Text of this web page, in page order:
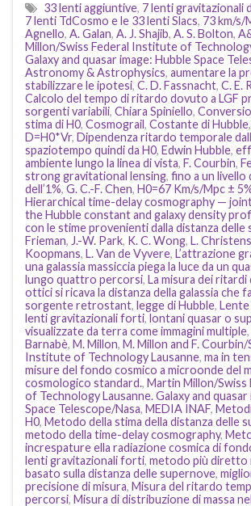
33 lenti aggiuntive, 7 lenti gravitazionali
7 lenti TdCosmo e le 33 lenti Slacs, 73 km/s/
Agnello, A. Galan, A. J. Shajib, A. S. Bolton,
Millon/Swiss Federal Institute of
Galaxy and quasar image: Hubble Space
Astronomy & Astrophysics, aumentare la
stabilizzare le ipotesi, C. D. Fassnacht, C. E.
Calcolo del tempo di ritardo dovuto a LGF
sorgenti variabili, Chiara Spiniello,
stima di H0, Cosmograil, Costante di Hubble,
D=H0*Vr, Dipendenza ritardo temporale
spaziotempo quindi da H0, Edwin Hubble,
ambiente lungo la linea di vista, F. Courbin,
strong gravitational lensing, fino a un livello
dell’1%, G. C.-F. Chen, H0=67 Km/s/Mpc ±
Hierarchical time-delay cosmography —
the Hubble constant and galaxy density
con le stime provenienti dalla distanza delle
Frieman, J.-W. Park, K. C. Wong, L.
Koopmans, L. Van de Vyvere, L’attrazione
una galassia massiccia piega la luce da un
lungo quattro percorsi, La misura dei ritardi
ottici si ricava la distanza della galassia che
sorgente retrostant, legge di Hubble,
lenti gravitazionali forti, lontani quasar o
visualizzate da terra come immagini multiple,
Barnabè, M. Millon, M. Millon and F. Courbin/
Institute of Technology Lausanne, ma in
misure del fondo cosmico a microonde del
cosmologico standard., Martin Millon/
of Technology Lausanne. Galaxy and quasar
Space Telescope/Nasa, MEDIA INAF,
H0, Metodo della stima della distanza delle
metodo della time-delay cosmography,
increspature ella radiazione cosmica di
lenti gravitazionali forti, metodo più diretto
basato sulla distanza delle supernove,
precisione di misura, Misura del ritardo
percorsi, Misura di distribuzione di massa